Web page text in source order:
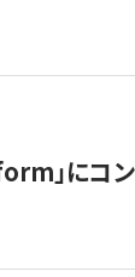
」にコン